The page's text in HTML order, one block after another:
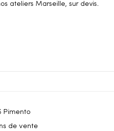
ateliers Marseille, sur devis.
Pimento
de vente